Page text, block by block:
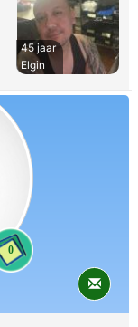
45 jaar
Elgin
0